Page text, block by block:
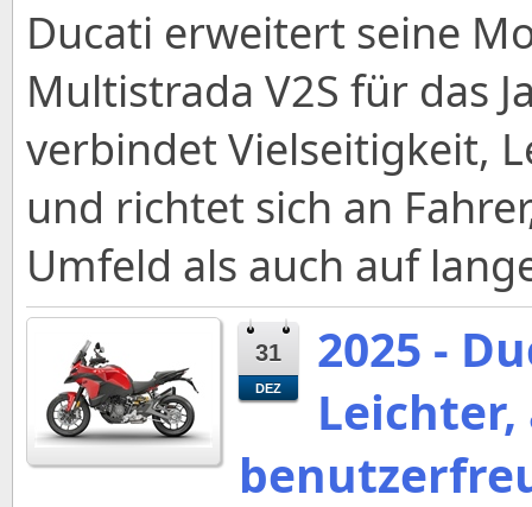
Ducati erweitert seine
Multistrada V2S für das
verbindet Vielseitigkeit,
und richtet sich an
Umfeld als auch auf
31
DEZ
2025 -